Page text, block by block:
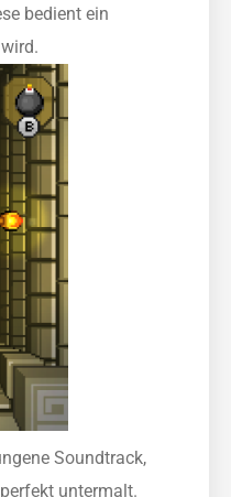
bedient ein
Soundtrack,
untermalt.